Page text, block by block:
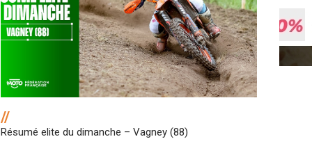
//
Résumé elite du dimanche – Vagney (88)